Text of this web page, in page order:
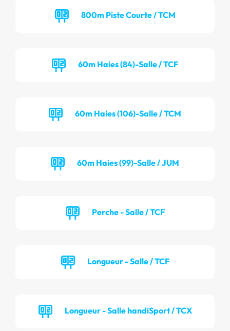
800m Piste Courte / TCM
60m Haies (84)-Salle / TCF
60m Haies (106)-Salle / TCM
60m Haies (99)-Salle / JUM
Perche - Salle / TCF
Longueur - Salle / TCF
Longueur - Salle handiSport / TCX